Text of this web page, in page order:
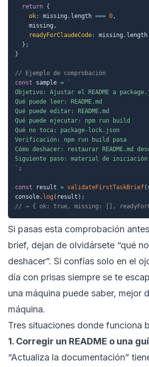
return {
ok : missing . length === 0,
    missing
,
readyForClaudeCode : missing . length
} ;
}
// Ejemplo de comprobación
const sample =
`
Objetivo: Ajustar el README a
Qué puede leer: README.md
Qué puede editar: README.md
Qué puede ejecutar: npm run build
Qué no toca: package-lock.json
Verificación: npm run build pasa
Cómo deshacer: restaurar README.md
` ;
const result = validateFirstTaskBrief(
console. log ( result ) ;
// → { ok: true, missing: [],
Si pasas esta comprobación
brief, dejan de olvidársete “qué
deshacer”. Si confías solo en el
día con prisas siempre se te
una máquina puede saber, mejor
máquina.
Tres situaciones donde funciona
1. Corregir un README o una
“Actualiza la documentación”